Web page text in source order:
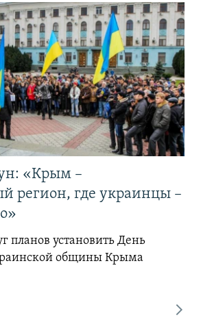
«Крым –
регион, где украинцы –
планов установить День
общины Крыма